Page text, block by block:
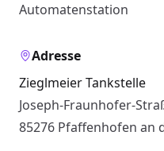
Automatenstation
Adresse
Zieglmeier Tankstelle
Joseph-Fraunhofer-
85276 Pfaffenhofen an